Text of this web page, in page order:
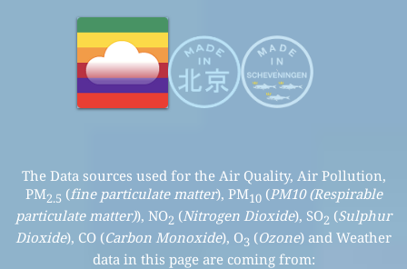
The Data sources used for the Air Quality, Air Pollution,
PM2.5 (fine particulate matter), PM10(PM10 (Respirable
particulate matter)), NO2 (Nitrogen Dioxide), SO2 (Sulphur
Dioxide), CO (Carbon Monoxide), O3 (Ozone) and Weather
data in this page are coming from: